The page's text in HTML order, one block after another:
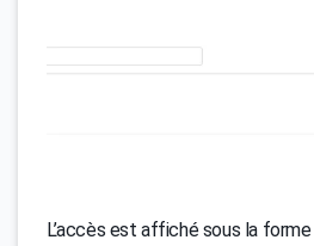
L’accès est affiché sous la forme